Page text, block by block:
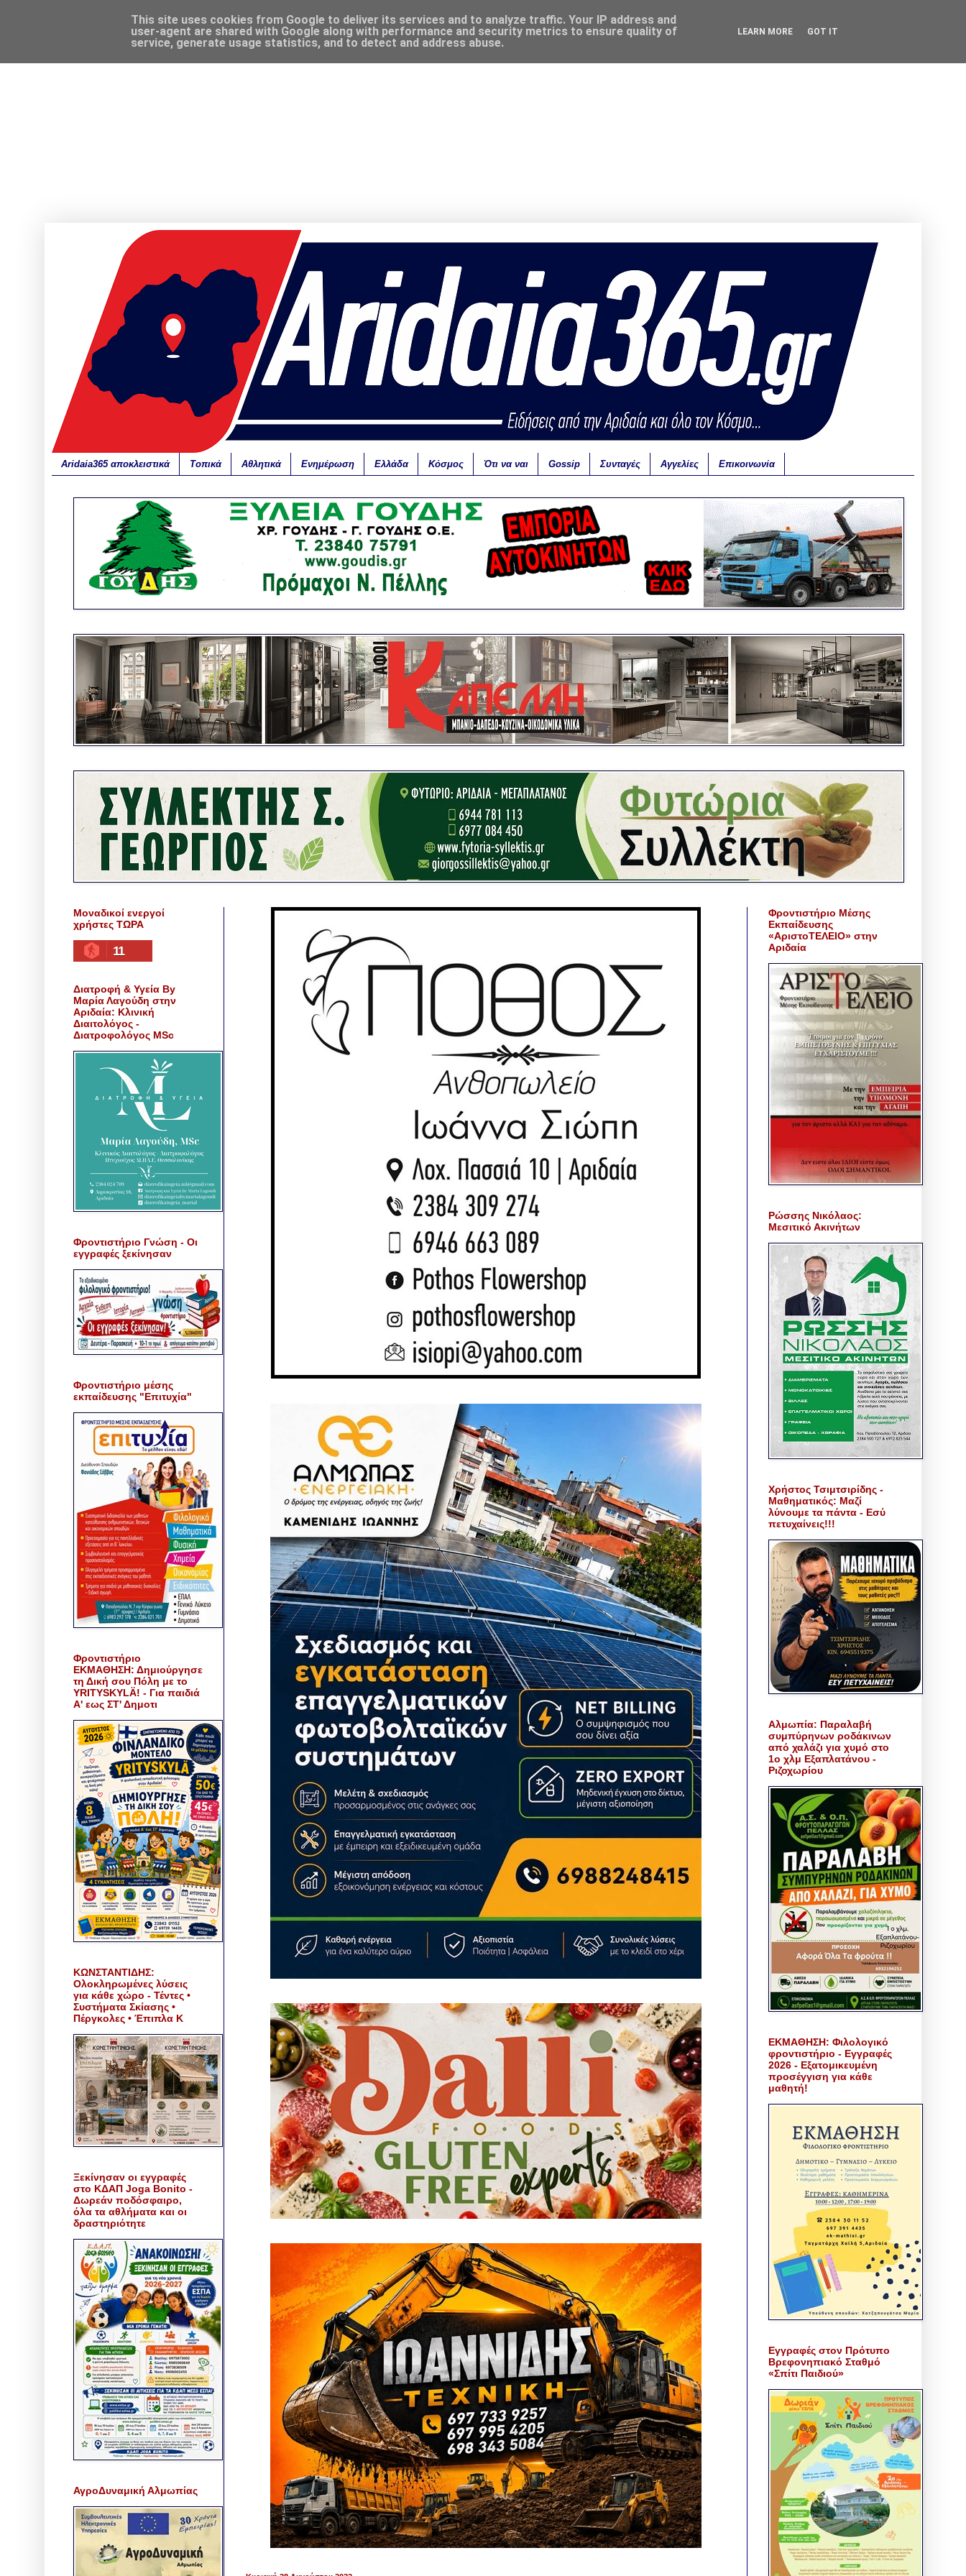
Aridaia365 αποκλειστικά Τοπικά Αθλητικά Ενημέρωση Ελλάδα Κόσμος Ότι να ναι Gossip Συνταγές Αγγελίες Επικοινωνία
Μοναδικοί ενεργοί
χρήστες ΤΩΡΑ
11
Διατροφή & Υγεία By
Μαρία Λαγούδη στην
Αριδαία: Κλινική
Διαιτολόγος -
Διατροφολόγος MSc
Φροντιστήριο Γνώση - Οι
εγγραφές ξεκίνησαν
Φροντιστήριο μέσης
εκπαίδευσης "Επιτυχία"
Φροντιστήριο
ΕΚΜΑΘΗΣΗ: Δημιούργησε
τη Δική σου Πόλη με το
YRITYSKYLÄ! - Για παιδιά
Α' εως ΣΤ' Δημοτι
ΚΩΝΣΤΑΝΤΙΔΗΣ:
Ολοκληρωμένες λύσεις
για κάθε χώρο - Τέντες •
Συστήματα Σκίασης •
Πέργκολες • Έπιπλα Κ
Ξεκίνησαν οι εγγραφές
στο ΚΔΑΠ Joga Bonito -
Δωρεάν ποδόσφαιρο,
όλα τα αθλήματα και οι
δραστηριότητε
ΑγροΔυναμική Αλμωπίας
Φροντιστήριο Μέσης
Εκπαίδευσης
«ΑριστοΤΕΛΕΙΟ» στην
Αριδαία
Ρώσσης Νικόλαος:
Μεσιτικό Ακινήτων
Χρήστος Τσιμτσιρίδης -
Μαθηματικός: Μαζί
λύνουμε τα πάντα - Εσύ
πετυχαίνεις!!!
Αλμωπία: Παραλαβή
συμπύρηνων ροδάκινων
από χαλάζι για χυμό στο
1ο χλμ Εξαπλατάνου -
Ριζοχωρίου
ΕΚΜΑΘΗΣΗ: Φιλολογικό
φροντιστήριο - Εγγραφές
2026 - Εξατομικευμένη
προσέγγιση για κάθε
μαθητή!
Εγγραφές στον Πρότυπο
Βρεφονηπιακό Σταθμό
«Σπίτι Παιδιού»
This site uses cookies from Google to deliver its services and to analyze traffic. Your IP address and
user-agent are shared with Google along with performance and security metrics to ensure quality of
service, generate usage statistics, and to detect and address abuse.
LEARN MORE GOT IT